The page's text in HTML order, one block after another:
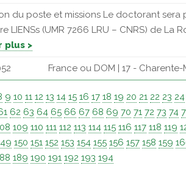
du poste et missions Le doctorant sera
LIENSs (UMR 7266 LRU – CNRS) de
plus >
France ou DOM | 17 -
9 10 11 12 13 14 15 16 17 18 19 20 21 22 23 24
62 63 64 65 66 67 68 69 70 71 72 73 74
109 110 111 112 113 114 115 116 117 118 119
150 151 152 153 154 155 156 157 158 159
189 190 191 192 193 194